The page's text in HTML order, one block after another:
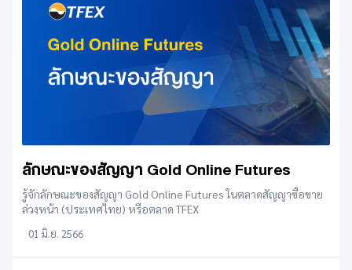
ลักษณะของสัญญา Gold Online Futures
รู้จักลักษณะของสัญญา Gold Online Futures ในตลาดสัญญาซื้อขาย
ล่วงหน้า (ประเทศไทย) หรือตลาด TFEX
01 มิ.ย. 2566